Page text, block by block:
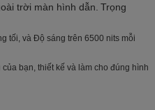
trời màn hình dẫn. Trọng
tối, và Độ sáng trên 6500 nits mỗi
bạn, thiết kế và làm cho đúng hình